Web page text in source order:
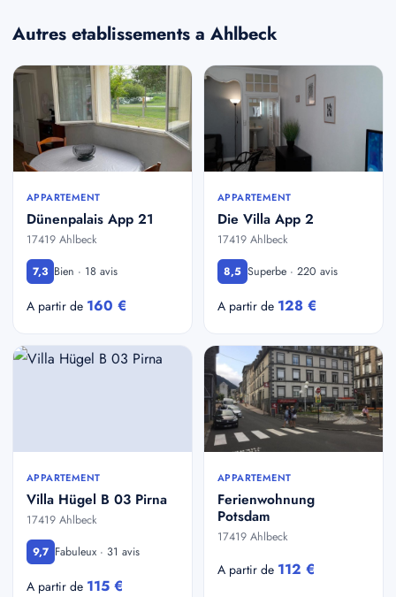
Autres etablissements a Ahlbeck
APPARTEMENT
Dünenpalais App 21
17419 Ahlbeck
7,3 Bien · 18 avis
A partir de 160 €
APPARTEMENT
Die Villa App 2
17419 Ahlbeck
8,5 Superbe · 220 avis
A partir de 128 €
APPARTEMENT
Villa Hügel B 03 Pirna
17419 Ahlbeck
9,7 Fabuleux · 31 avis
A partir de 115 €
APPARTEMENT
Ferienwohnung
Potsdam
17419 Ahlbeck
A partir de 112 €